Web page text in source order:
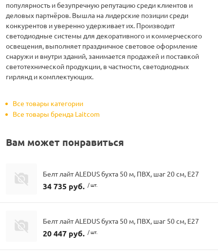
популярность и безупречную репутацию среди клиентов и
деловых партнёров. Вышла на лидерские позиции среди
конкурентов и уверенно удерживает их. Производит
светодиодные системы для декоративного и коммерческого
освещения, выполняет праздничное световое оформление
снаружи и внутри зданий, занимается продажей и поставкой
светотехнической продукции, в частности, светодиодных
гирлянд и комплектующих.
Все товары категории
Все товары бренда Laitcom
Вам может понравиться
Белт лайт ALEDUS бухта 50 м, ПВХ, шаг 20 см, Е27
34 735 руб. / шт.
Белт лайт ALEDUS бухта 50 м, ПВХ, шаг 50 см, Е27
20 447 руб. / шт.